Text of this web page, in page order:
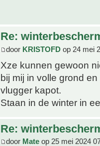
Re:
door KRISTOFD op 24 mei
Xze kunnen gewoon
bij mij in volle grond
vlugger kapot.
Staan in de winter in
Re:
door Mate op 25 mei 2024